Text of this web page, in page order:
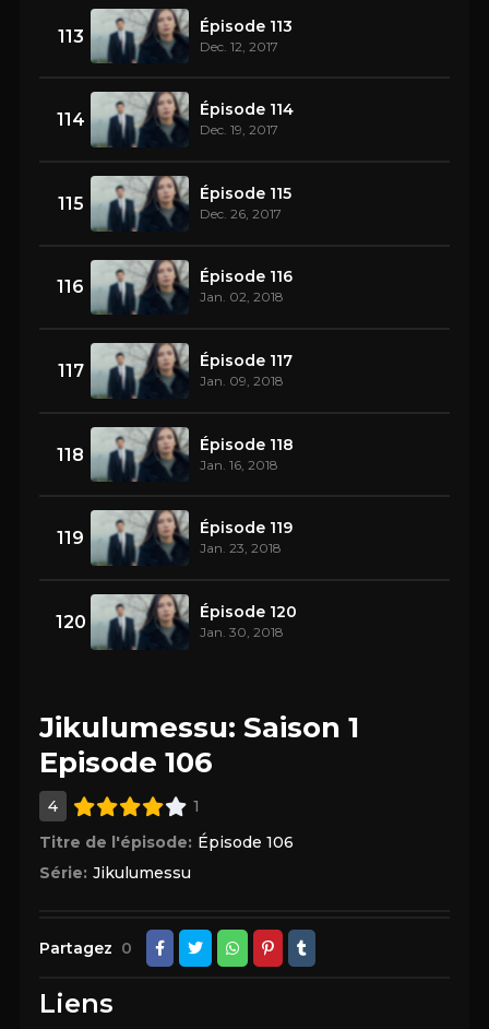
113 Épisode 113
Dec. 12, 2017
114 Épisode 114
Dec. 19, 2017
115 Épisode 115
Dec. 26, 2017
116 Épisode 116
Jan. 02, 2018
117 Épisode 117
Jan. 09, 2018
118 Épisode 118
Jan. 16, 2018
119 Épisode 119
Jan. 23, 2018
120 Épisode 120
Jan. 30, 2018
Jikulumessu: Saison 1
Episode 106
4
1
Titre de l'épisode: Épisode 106
Série: Jikulumessu
Partagez 0
Liens